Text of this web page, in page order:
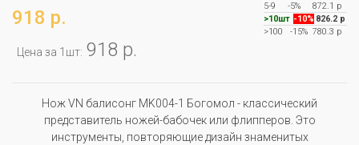
918 р.
Цена за 1шт: 918 р.
5-9
-5%
872.1 р
>10шт -10% 826.2 р
>100
-15% 780.3 р
Нож VN балисонг MK004-1 Богомол - классический
представитель ножей-бабочек или флипперов. Это
инструменты, повторяющие дизайн знаменитых